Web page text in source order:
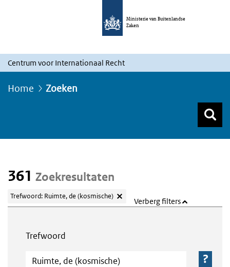
Ministerie van Buitenlandse
Zaken
Centrum voor Internationaal Recht
Home Zoeken
361 Zoekresultaten
Trefwoord: Ruimte, de (kosmische)
Verberg filters
Trefwoord
Trefwoord